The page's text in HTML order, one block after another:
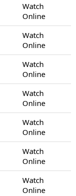
Watch
Online
Watch
Online
Watch
Online
Watch
Online
Watch
Online
Watch
Online
Watch
Online